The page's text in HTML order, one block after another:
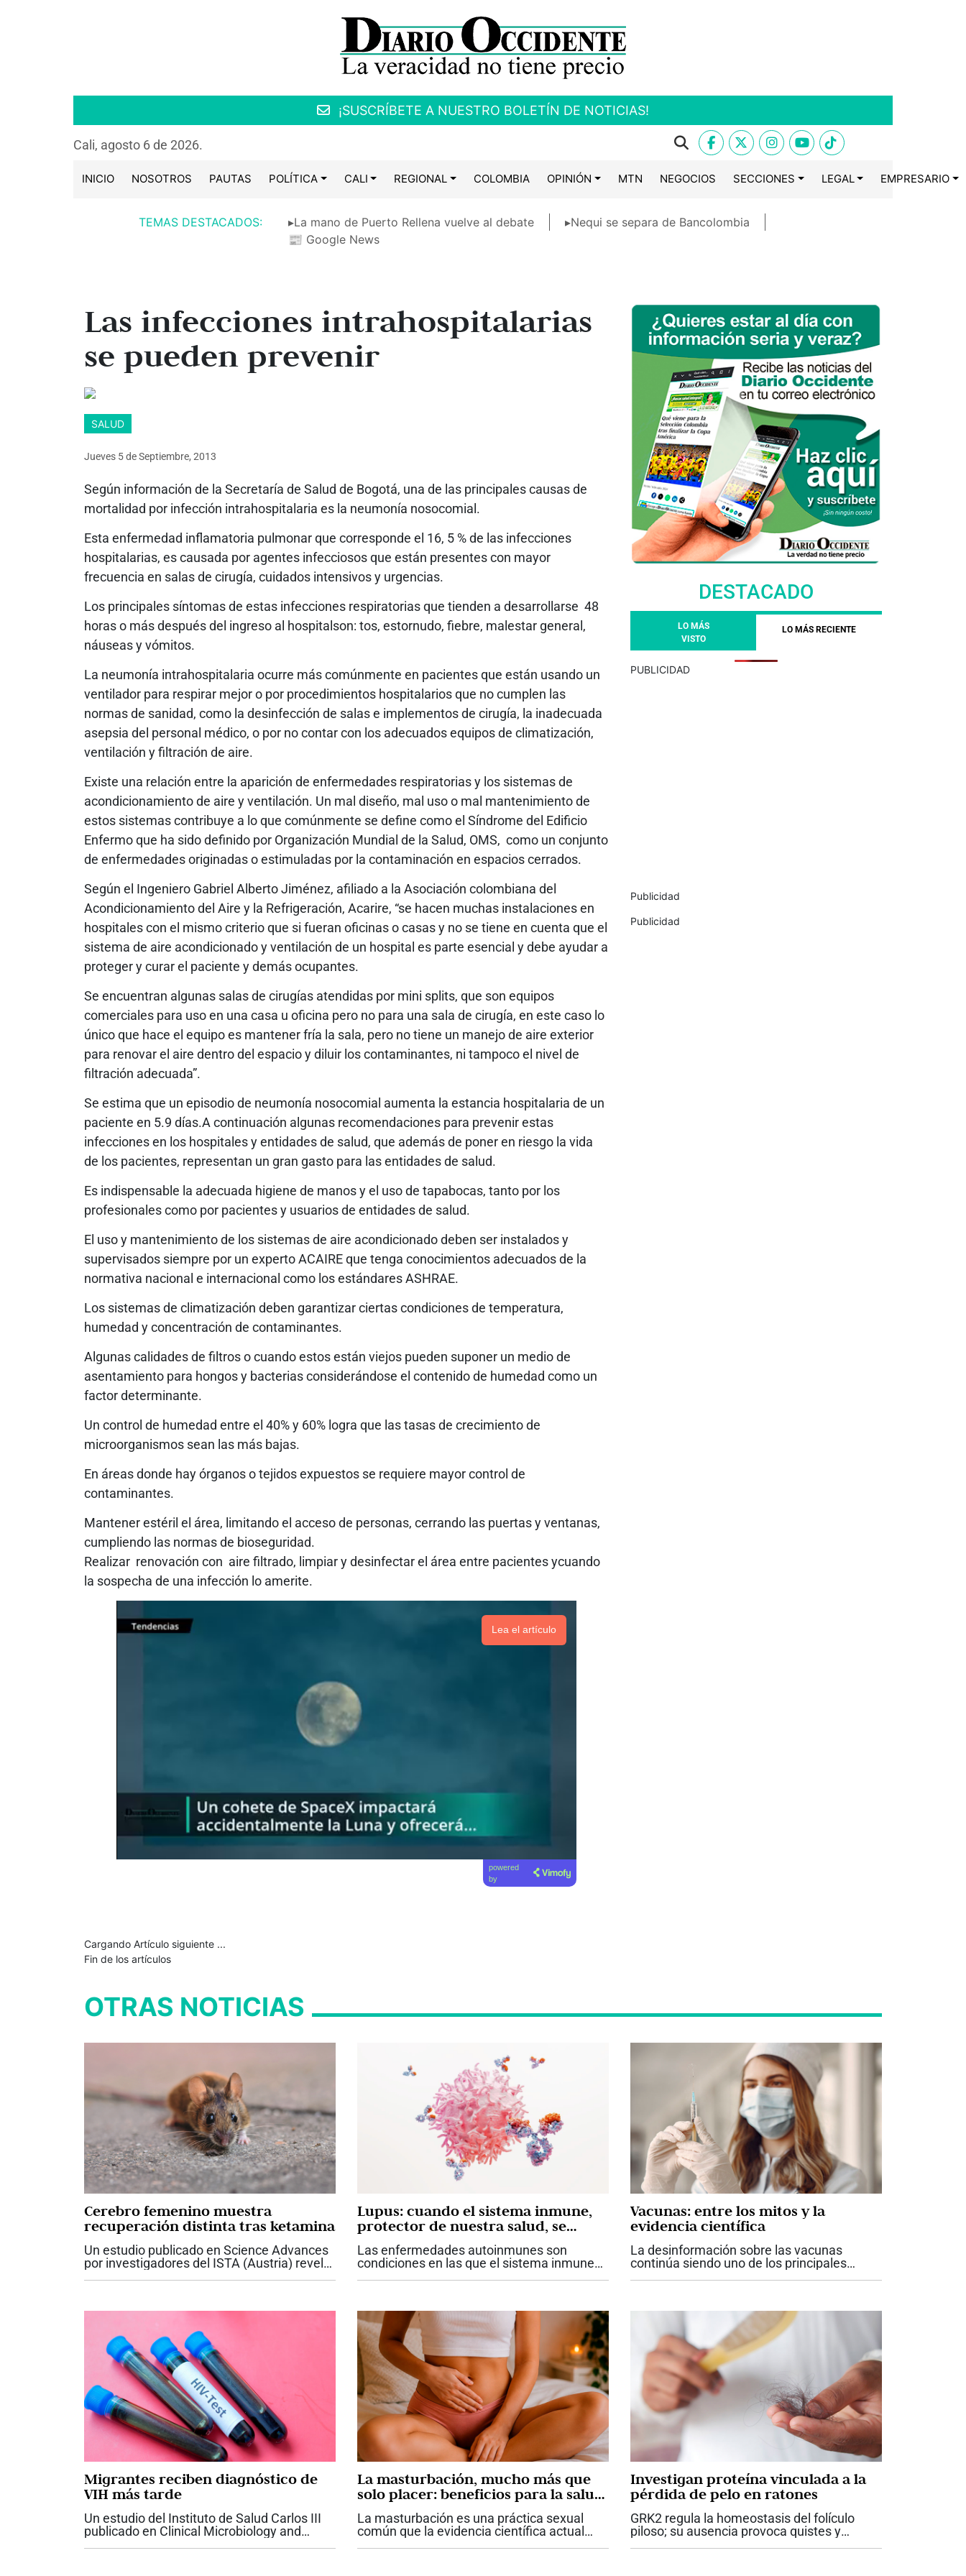
¡SUSCRÍBETE A NUESTRO BOLETÍN DE NOTICIAS!
Cali, agosto 6 de 2026.
INICIO NOSOTROS PAUTAS POLÍTICA CALI REGIONAL COLOMBIA OPINIÓN MTN NEGOCIOS SECCIONES LEGAL EMPRESARIO
TEMAS DESTACADOS: ▸La mano de Puerto Rellena vuelve al debate
▸Nequi se separa de Bancolombia
📰 Google News
Las infecciones intrahospitalarias
se pueden prevenir
SALUD
Jueves 5deSeptiembre, 2013
Según información de la Secretaría de Salud de Bogotá, una de las principales causas de
mortalidad por infección intrahospitalaria es la neumonía nosocomial.
Esta enfermedad inflamatoria pulmonar que corresponde el 16, 5 % de las infecciones
hospitalarias, es causada por agentes infecciosos que están presentes con mayor
frecuencia en salas de cirugía, cuidados intensivos y urgencias.
Los principales síntomas de estas infecciones respiratorias que tienden a desarrollarse 48
horas o más después del ingreso al hospitalson: tos, estornudo, fiebre, malestar general,
náuseas y vómitos.
La neumonía intrahospitalaria ocurre más comúnmente en pacientes que están usando un
ventilador para respirar mejor o por procedimientos hospitalarios que no cumplen las
normas de sanidad, como la desinfección de salas e implementos de cirugía, la inadecuada
asepsia del personal médico, o por no contar con los adecuados equipos de climatización,
ventilación y filtración de aire.
Existe una relación entre la aparición de enfermedades respiratorias y los sistemas de
acondicionamiento de aire y ventilación. Un mal diseño, mal uso o mal mantenimiento de
estos sistemas contribuye a lo que comúnmente se define como el Síndrome del Edificio
Enfermo que ha sido definido por Organización Mundial de la Salud, OMS, como un conjunto
de enfermedades originadas o estimuladas por la contaminación en espacios cerrados.
Según el Ingeniero Gabriel Alberto Jiménez, afiliado a la Asociación colombiana del
Acondicionamiento del Aire y la Refrigeración, Acarire, “se hacen muchas instalaciones en
hospitales con el mismo criterio que si fueran oficinas o casas y no se tiene en cuenta que el
sistema de aire acondicionado y ventilación de un hospital es parte esencial y debe ayudar a
proteger y curar el paciente y demás ocupantes.
Se encuentran algunas salas de cirugías atendidas por mini splits, que son equipos
comerciales para uso en una casa u oficina pero no para una sala de cirugía, en este caso lo
único que hace el equipo es mantener fría la sala, pero no tiene un manejo de aire exterior
para renovar el aire dentro del espacio y diluir los contaminantes, ni tampoco el nivel de
filtración adecuada”.
Se estima que un episodio de neumonía nosocomial aumenta la estancia hospitalaria de un
paciente en 5.9 días.A continuación algunas recomendaciones para prevenir estas
infecciones en los hospitales y entidades de salud, que además de poner en riesgo la vida
de los pacientes, representan un gran gasto para las entidades de salud.
Es indispensable la adecuada higiene de manos y el uso de tapabocas, tanto por los
profesionales como por pacientes y usuarios de entidades de salud.
El uso y mantenimiento de los sistemas de aire acondicionado deben ser instalados y
supervisados siempre por un experto ACAIRE que tenga conocimientos adecuados de la
normativa nacional e internacional como los estándares ASHRAE.
Los sistemas de climatización deben garantizar ciertas condiciones de temperatura,
humedad y concentración de contaminantes.
Algunas calidades de filtros o cuando estos están viejos pueden suponer un medio de
asentamiento para hongos y bacterias considerándose el contenido de humedad como un
factor determinante.
Un control de humedad entre el 40% y 60% logra que las tasas de crecimiento de
microorganismos sean las más bajas.
En áreas donde hay órganos o tejidos expuestos se requiere mayor control de
contaminantes.
Mantener estéril el área, limitando el acceso de personas, cerrando las puertas y ventanas,
cumpliendo las normas de bioseguridad.
Realizar renovación con aire filtrado, limpiar y desinfectar el área entre pacientes ycuando
la sospecha de una infección lo amerite.
Lea el artículo
powered
by
Cargando Artículo siguiente ...
Fin de los artículos
DESTACADO
LO MÁS
VISTO
LO MÁS RECIENTE
PUBLICIDAD
Publicidad
Publicidad
OTRAS NOTICIAS
Cerebro femenino muestra
recuperación distinta tras ketamina
Un estudio publicado en Science Advances
por investigadores del ISTA (Austria) revela
Lupus: cuando el sistema inmune,
protector de nuestra salud, se
convierte en adversario
Las enfermedades autoinmunes son
condiciones en las que el sistema inmune
población...
Vacunas: entre los mitos y la
evidencia científica
La desinformación sobre las vacunas
continúa siendo uno de los principales
Migrantes reciben diagnóstico de
VIH más tarde
Un estudio del Instituto de Salud Carlos III
publicado en Clinical Microbiology and
La masturbación, mucho más que
solo placer: beneficios para la salud
física y mental
La masturbación es una práctica sexual
común que la evidencia científica actual
Investigan proteína vinculada a la
pérdida de pelo en ratones
GRK2 regula la homeostasis del folículo
piloso; su ausencia provoca quistes y